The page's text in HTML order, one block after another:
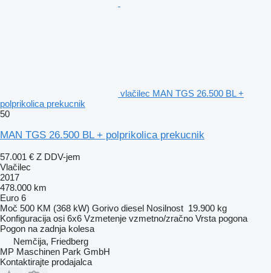
vlačilec MAN TGS 26.500 BL +
polprikolica prekucnik
50
MAN TGS 26.500 BL + polprikolica prekucnik
57.001 € Z DDV-jem
Vlačilec
2017
478.000 km
Euro 6
Moč 500 KM (368 kW) Gorivo diesel Nosilnost 19.900 kg
Konfiguracija osi 6x6 Vzmetenje vzmetno/zračno Vrsta pogona
Pogon na zadnja kolesa
Nemčija, Friedberg
MP Maschinen Park GmbH
Kontaktirajte prodajalca